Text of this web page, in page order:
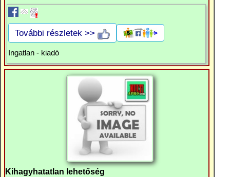
További részletek >>
Ingatlan - kiadó
Kihagyhatatlan lehetőség